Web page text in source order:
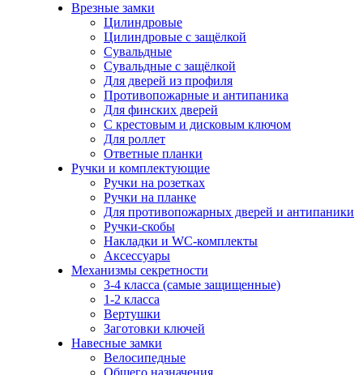
Врезные замки
Цилиндровые
Цилиндровые с защёлкой
Сувальдные
Сувальдные с защёлкой
Для дверей из профиля
Противопожарные и антипаника
Для финских дверей
С крестовым и дисковым ключом
Для роллет
Ответные планки
Ручки и комплектующие
Ручки на розетках
Ручки на планке
Для противопожарных дверей и антипаники
Ручки-скобы
Накладки и WC-комплекты
Аксессуары
Механизмы секретности
3-4 класса (самые защищенные)
1-2 класса
Вертушки
Заготовки ключей
Навесные замки
Велосипедные
Общего назначения